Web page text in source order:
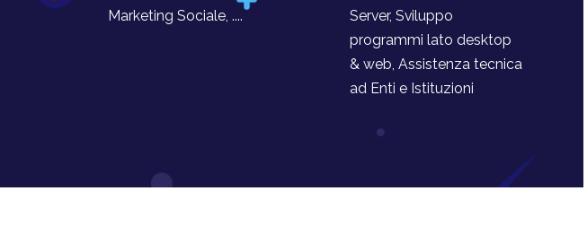
Marketing Sociale, ....
Server, Sviluppo
programmi lato desktop
& web, Assistenza tecnica
ad Enti e Istituzioni